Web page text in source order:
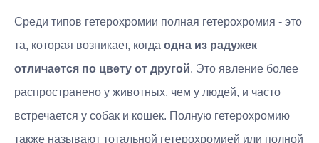
Среди типов гетерохромии полная гетерохромия - это
та, которая возникает, когда одна из радужек
отличается по цвету от другой. Это явление более
распространено у животных, чем у людей, и часто
встречается у собак и кошек. Полную гетерохромию
также называют тотальной гетерохромией или полной